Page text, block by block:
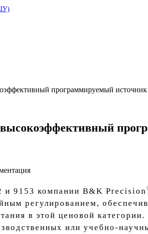
программируемый
и 9153 компании B&K Precision
регулированием,
в этой ценовой
или учебно-